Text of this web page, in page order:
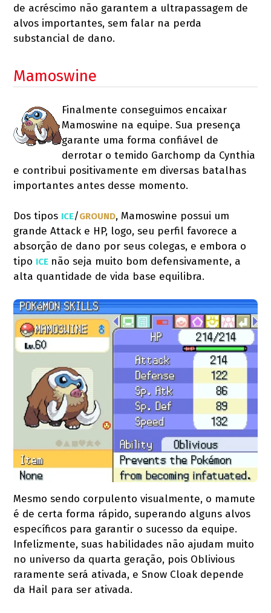
de acréscimo não garantem a ultrapassagem de
alvos importantes, sem falar na perda
substancial de dano.
Mamoswine
Finalmente conseguimos encaixar
Mamoswine na equipe. Sua presença
garante uma forma confiável de
derrotar o temido Garchomp da Cynthia
e contribui positivamente em diversas batalhas
importantes antes desse momento.
Dos tipos ICE/GROUND, Mamoswine possui um
grande Attack e HP, logo, seu perfil favorece a
absorção de dano por seus colegas, e embora o
tipo ICE não seja muito bom defensivamente, a
alta quantidade de vida base equilibra.
Mesmo sendo corpulento visualmente, o mamute
é de certa forma rápido, superando alguns alvos
específicos para garantir o sucesso da equipe.
Infelizmente, suas habilidades não ajudam muito
no universo da quarta geração, pois Oblivious
raramente será ativada, e Snow Cloak depende
da Hail para ser ativada.